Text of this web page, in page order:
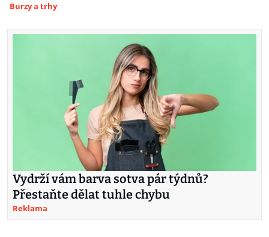
Burzy a trhy
Vydrží vám barva sotva pár týdnů?
Přestaňte dělat tuhle chybu
Reklama